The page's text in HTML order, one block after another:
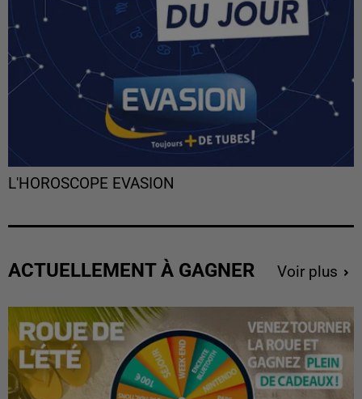
L'HOROSCOPE EVASION
ACTUELLEMENT À GAGNER Voir plus